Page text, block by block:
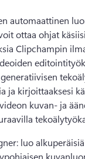
automaattinen
ottaa ohjat
Clipchampin
ja kirjoittaaksesi
kuvan- ja
luo